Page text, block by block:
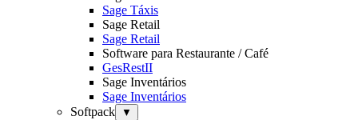
Sage Táxis
Sage Retail
Sage Retail
Software para Restaurante / Café
GesRestII
Sage Inventários
Sage Inventários
Softpack
▼